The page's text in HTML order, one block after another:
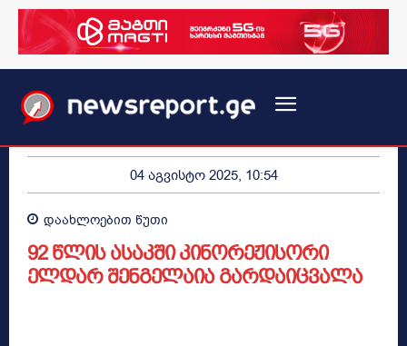
04 აგვისტო 2025, 10:54
დაახლოებით წუთი
92 წლის ასაკში კინორეჟისორი
ელდარ შენგელაია გარდაიცვალა